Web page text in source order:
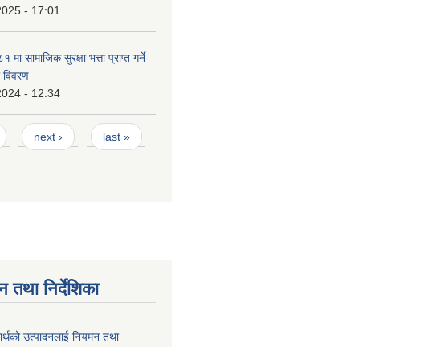
- 17:01
सामाजिक सुरक्षा भत्ता प्राप्त गर्ने
विवरण
- 12:34
next › last »
निर्देशिका
उत्पादनलाई नियमन तथा